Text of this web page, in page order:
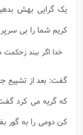
یک گرایی بهش
کریم شما را بی
خدا اگر ببند زحکمت
گفت: بعد از تشییع
که گریه می کرد
کن دومی را به گور